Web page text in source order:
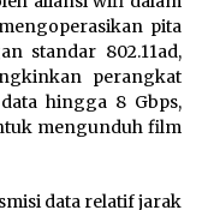
Semarakkan HUT
ke-81
Ternate
pita
standar 802.11ad,
perangkat
hingga 8 Gbps,
mengunduh film
data relatif jarak